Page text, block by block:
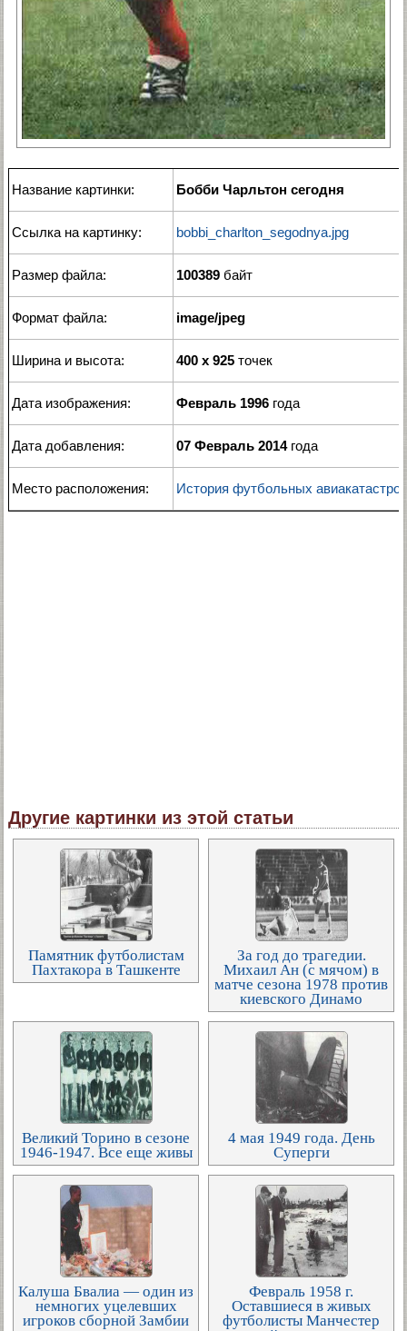
Название картинки: Бобби Чарльтон сегодня
Ссылка на картинку: bobbi_charlton_segodnya.jpg
Размер файла: 100389 байт
Формат файла: image/jpeg
Ширина и высота: 400 x 925 точек
Дата изображения: Февраль 1996 года
Дата добавления: 07 Февраль 2014года
Место расположения: История футбольных
Другие картинки из этой статьи
Памятник футболистам
Пахтакора в Ташкенте
За год до трагедии.
Михаил Ан (с мячом) в
матче сезона 1978 против
киевского Динамо
Великий Торино в сезоне
1946-1947. Все еще живы
4 мая 1949 года. День
Суперги
Калуша Бвалиа — один из
немногих уцелевших
игроков сборной Замбии
Февраль 1958 г.
Оставшиеся в живых
футболисты Манчестер